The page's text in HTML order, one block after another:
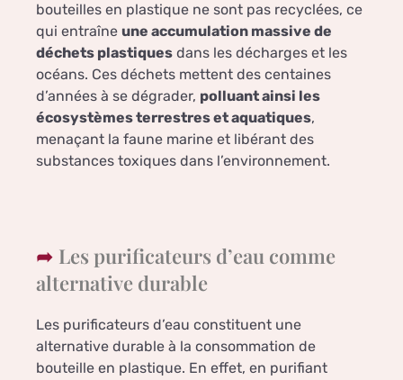
bouteilles en plastique ne sont pas recyclées, ce
qui entraîne une accumulation massive de
déchets plastiques dans les décharges et les
océans. Ces déchets mettent des centaines
d’années à se dégrader, polluant ainsi les
écosystèmes terrestres et aquatiques,
menaçant la faune marine et libérant des
substances toxiques dans l’environnement.
Les purificateurs d’eau comme
alternative durable
Les purificateurs d’eau constituent une
alternative durable à la consommation de
bouteille en plastique. En effet, en purifiant